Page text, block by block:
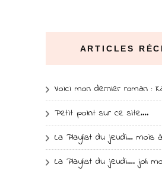
ARTICLES
Voici mon dernier roman :
Petit point sur ce site….
La Playlist du jeudi… mois
La Playlist du jeudi…. joli